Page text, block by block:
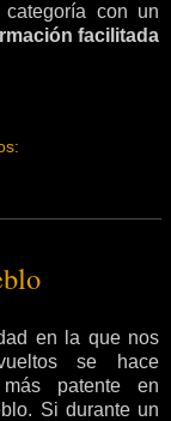
con un
facilitada
en la que nos
se hace
patente en
Si durante un